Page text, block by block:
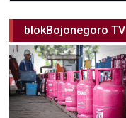
blokBojonegoro TV